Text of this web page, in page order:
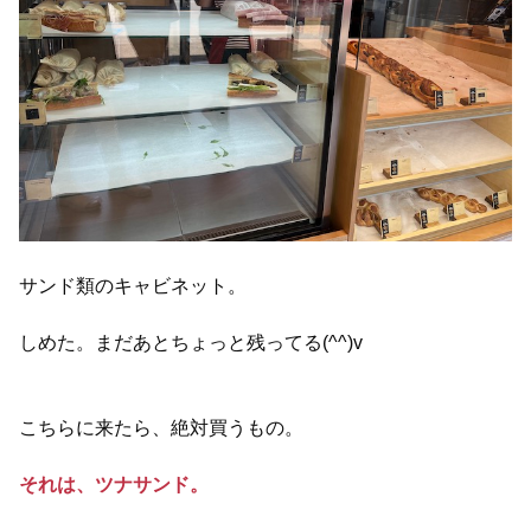
サンド類のキャビネット。
しめた。まだあとちょっと残ってる(^^)v
こちらに来たら、絶対買うもの。
それは、ツナサンド。